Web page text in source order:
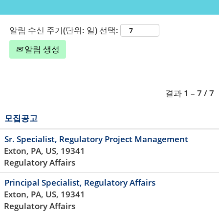
알림 수신 주기(단위: 일) 선택:
알림 생성
결과 1 – 7 /7
모집공고
Sr. Specialist, Regulatory Project Management
Exton, PA, US, 19341
Regulatory Affairs
Principal Specialist, Regulatory Affairs
Exton, PA, US, 19341
Regulatory Affairs